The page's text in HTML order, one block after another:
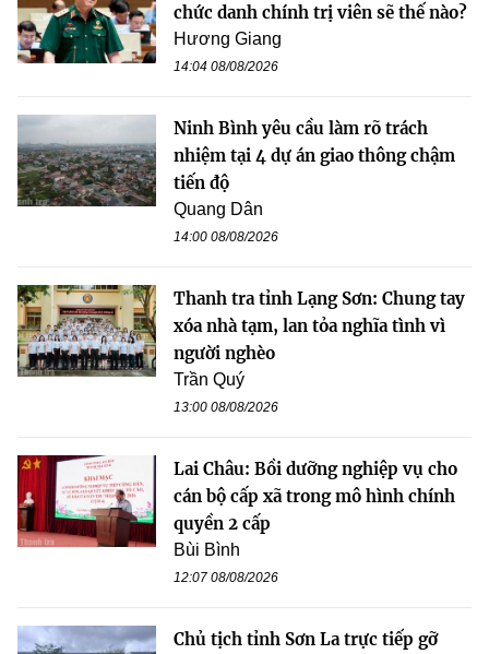
chức danh chính trị viên sẽ thế nào?
Hương Giang
14:04 08/08/2026
Ninh Bình yêu cầu làm rõ trách
nhiệm tại 4 dự án giao thông chậm
tiến độ
Quang Dân
14:00 08/08/2026
Thanh tra tỉnh Lạng Sơn: Chung tay
xóa nhà tạm, lan tỏa nghĩa tình vì
người nghèo
Trần Quý
13:00 08/08/2026
Lai Châu: Bồi dưỡng nghiệp vụ cho
cán bộ cấp xã trong mô hình chính
quyền 2 cấp
Bùi Bình
12:07 08/08/2026
Chủ tịch tỉnh Sơn La trực tiếp gỡ